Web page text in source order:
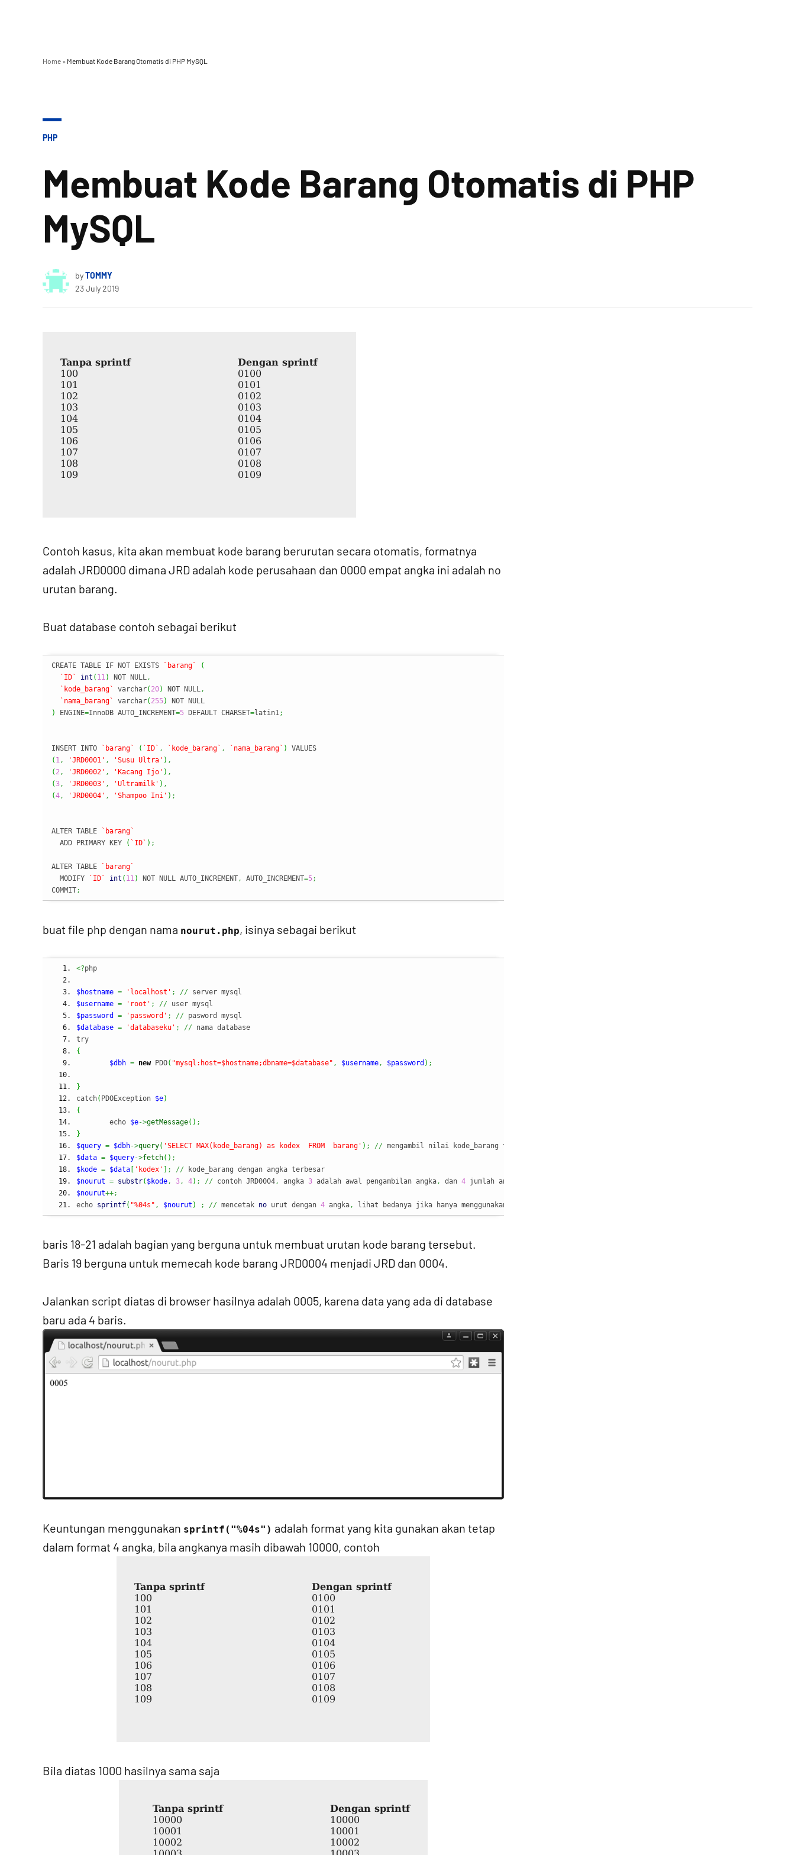
Home » Membuat Kode Barang Otomatis di PHP MySQL
POSTED
PHP
Membuat Kode Barang Otomatis di PHP
MySQL
byTOMMY
23 July 2019
Contoh kasus, kita akan membuat kode barang berurutan secara otomatis, formatnya
adalah JRD0000 dimana JRD adalah kode perusahaan dan 0000 empat angka ini adalah no
urutan barang.
Buat database contoh sebagai berikut
CREATE TABLE IF NOT EXISTS `barang`
(
`ID`
int ( 11) NOT NULL,
`kode_barang`
varchar( 20) NOT NULL,
`nama_barang`
varchar( 255)
)
ENGINE=InnoDB AUTO_INCREMENT=5 DEFAULT CHARSET=latin1;
INSERT INTO `barang` ( `ID` , `kode_barang` , `nama_barang` )
( 1, 'JRD0001' , 'Susu Ultra' ) ,
( 2, 'JRD0002' , 'Kacang Ijo' ) ,
(3, 'JRD0003' , 'Ultramilk' ) ,
(4, 'JRD0004' , 'Shampoo Ini' ) ;
ALTER TABLE
`barang`
  ADD PRIMARY KEY
( `ID` ) ;
ALTER TABLE
`barang`
  MODIFY
`ID` int ( 11) NOT NULL AUTO_INCREMENT, AUTO_INCREMENT=5;
COMMIT;
buat file php dengan nama nourut.php, isinya sebagai berikut
<?php
$hostname = 'localhost' ; // server mysql
$username = 'root' ; // user mysql
$password
= 'password' ; // pasword mysql
$database = 'databaseku' ; // nama database
try
{
$dbh = new PDO( "mysql:host=$hostname;dbname=$database" , $username, $password ) ;
}
catch( PDOException $e)
{
	echo
$e->getMessage( ) ;
}
$query = $dbh->query( 'SELECT MAX(kode_barang) as kodex  FROM  barang' ) ; // mengambil nilai kode_barang terbesar
$data = $query->fetch( ) ;
$kode = $data 'kodex' ; // kode_barang dengan angka terbesar
$nourut = substr( $kode, 3, 4) ; // contoh JRD0004, angka 3 adalah awal pengambilan angka, dan 4 jumlah angka yang diambil
$nourut++;
echo sprintf( "%04s" , $nourut ) ; // mencetak no urut dengan 4 angka, lihat bedanya jika hanya menggunakan echo
baris 18-21 adalah bagian yang berguna untuk membuat urutan kode barang tersebut.
Baris 19 berguna untuk memecah kode barang JRD0004 menjadi JRD dan 0004.
Jalankan script diatas di browser hasilnya adalah 0005, karena data yang ada di database
baru ada 4 baris.
Keuntungan menggunakan sprintf("%04s") adalah format yang kita gunakan akan tetap
dalam format 4 angka, bila angkanya masih dibawah 10000, contoh
Bila diatas 1000 hasilnya sama saja